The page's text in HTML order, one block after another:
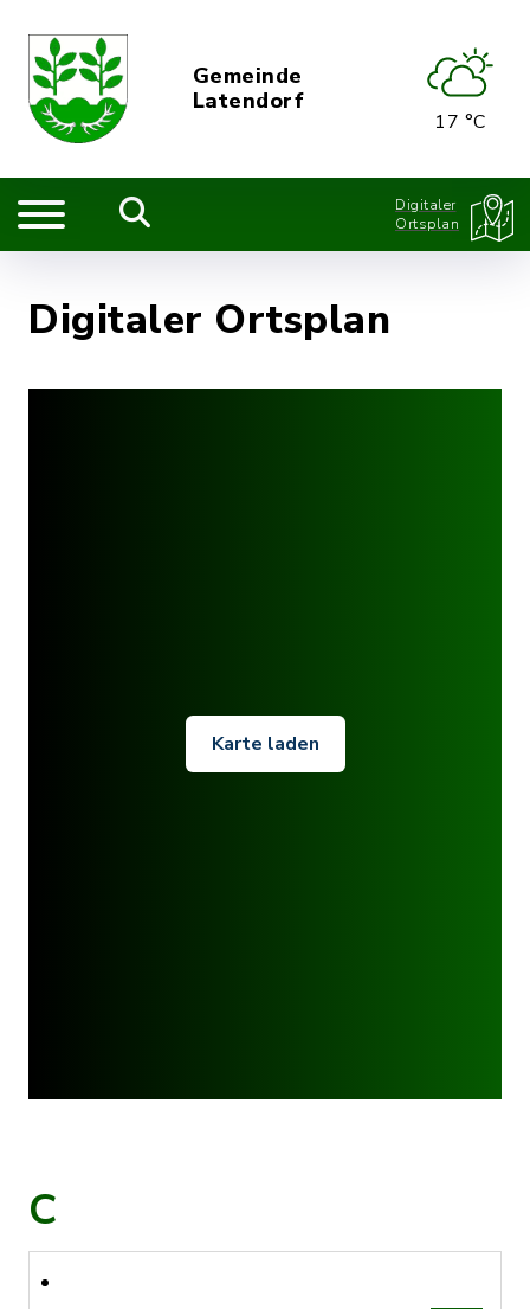
Gemeinde
Latendorf
17 °C
Digitaler
Ortsplan
Digitaler Ortsplan
Karte laden
C